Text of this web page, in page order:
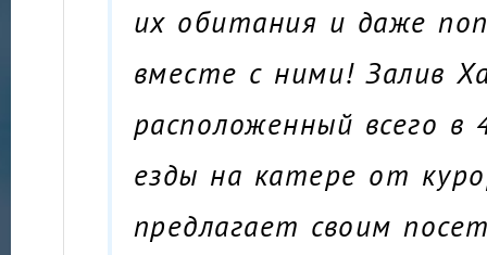
их обитания и даже
вместе с ними! Залив
расположенный всего в
езды на катере от
предлагает своим